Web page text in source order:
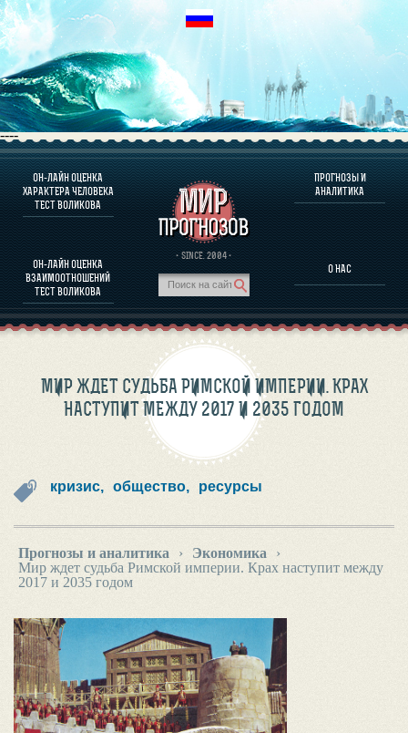
----
ОН-ЛАЙН ОЦЕНКА
ХАРАКТЕРА ЧЕЛОВЕКА
ТЕСТ ВОЛИКОВА
ОН-ЛАЙН ОЦЕНКА
ВЗАИМООТНОШЕНИЙ
ТЕСТ ВОЛИКОВА
· SINCE. 2004 ·
ПРОГНОЗЫ И
АНАЛИТИКА
О НАС
О ПРОГРАММЕ
ОЦЕНКА ХАРАКТЕРA ЧЕЛОВЕКА
ОЦЕНКА ХАРАКТЕРА ВЫДАЮЩИХСЯ ЛИЧНОСТЕЙ
О ПРОГРАММЕ
ПРОГНОЗЫ И АНАЛИТИКА
МИР ЖДЕТ СУДЬБА РИМСКОЙ ИМПЕРИИ. КРАХ
НАСТУПИТ МЕЖДУ 2017 И 2035 ГОДОМ
кризис, общество, ресурсы
Прогнозы и аналитика › Экономика
›
Мир ждет судьба Римской империи. Крах наступит между
2017 и 2035 годом